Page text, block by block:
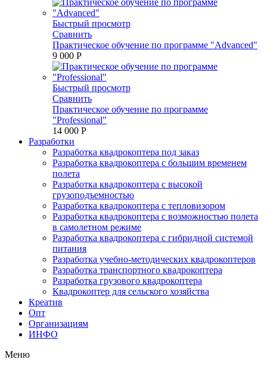
Быстрый просмотр
Сравнить
Практическое обучение по программе "Advanced"
9 000 P
Быстрый просмотр
Сравнить
Практическое обучение по программе
"Professional"
14 000 P
Разработки
Разработка квадрокоптера под заказ
Разработка квадрокоптера с большим временем
полета
Разработка квадрокоптера с высокой
грузоподъемностью
Разработка квадрокоптера с тепловизором
Разработка квадрокоптера с возможностью полета
в самолетном режиме
Разработка квадрокоптера с гибридной системой
питания
Разработка учебно-методических квадрокоптеров
Разработка транспортного квадрокоптера
Разработка грузового квадрокоптера
Квадрокоптер для сельского хозяйства
Креатив
Опт
Организациям
ИНФО
Меню